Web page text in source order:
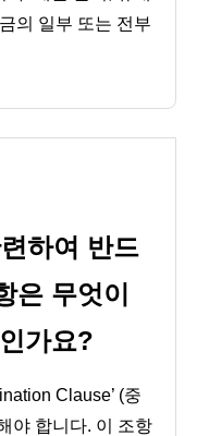
의 일부 또는 전부
하여 반드
은 무엇이
가요?
Clause’ (중
야 합니다. 이 조항